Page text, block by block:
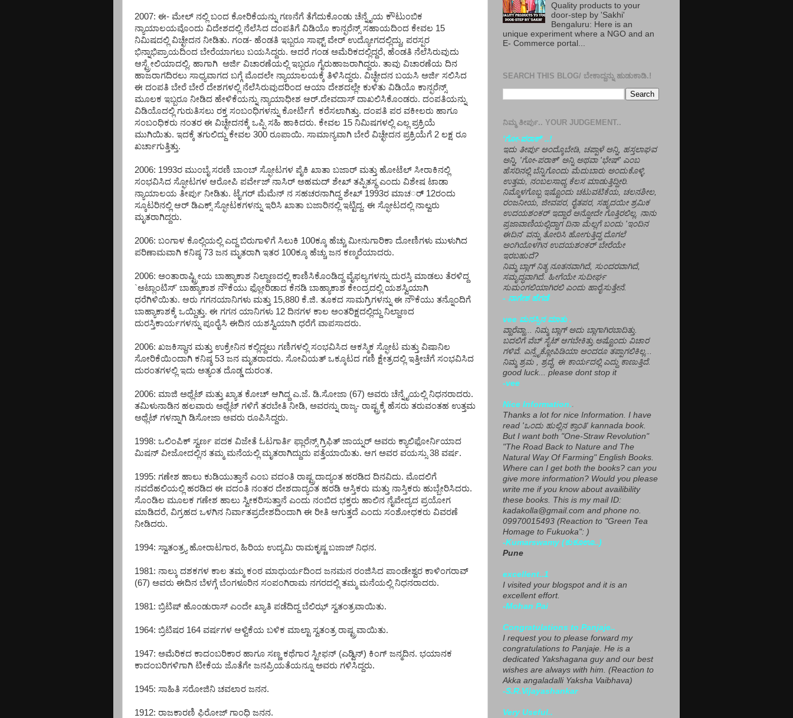
2007: ಈ- ಮೇಲ್ ನಲ್ಲಿ ಬಂದ ಕೋರಿಕೆಯನ್ನು ಗಣನೆಗೆ ತೆಗೆದುಕೊಂಡು ಚೆನ್ನೈಯ ಕೌಟುಂಬಿಕ
ನ್ಯಾಯಾಲಯವೊಂದು ವಿದೇಶದಲ್ಲಿ ನೆಲೆಸಿದ ದಂಪತಿಗೆ ವಿಡಿಯೊ ಕಾನ್ಫರೆನ್ಸ್ ಸಹಾಯದಿಂದ ಕೇವಲ 15
ನಿಮಿಷದಲ್ಲಿ ವಿಚ್ಛೇದನ ನೀಡಿತು. ಗಂಡ- ಹೆಂಡತಿ ಇಬ್ಬರೂ ಸಾಫ್ಟ್ ವೇರ್ ಉದ್ಯೋಗದಲ್ಲಿದ್ದು, ಪರಸ್ಪರ
ಭಿನ್ನಾಭಿಪ್ರಾಯದಿಂದ ಬೇರೆಯಾಗಲು ಬಯಸಿದ್ದರು. ಆದರೆ ಗಂಡ ಅಮೆರಿಕದಲ್ಲಿದ್ದರೆ, ಹೆಂಡತಿ ನೆಲೆಸಿರುವುದು
ಆಸ್ಟ್ರೇಲಿಯಾದಲ್ಲಿ. ಹಾಗಾಗಿ ಅರ್ಜಿ ವಿಚಾರಣೆಯಲ್ಲಿ ಇಬ್ಬರೂ ಗೈರುಹಾಜರಾಗಿದ್ದರು. ತಾವು ವಿಚಾರಣೆಯ ದಿನ
ಹಾಜರಾಗದಿರಲು ಸಾಧ್ಯವಾಗದ ಬಗ್ಗೆ ಮೊದಲೇ ನ್ಯಾಯಾಲಯಕ್ಕೆ ತಿಳಿಸಿದ್ದರು. ವಿಚ್ಛೇದನ ಬಯಸಿ ಅರ್ಜಿ ಸಲಿಸಿದ
ಈ ದಂಪತಿ ಬೇರೆ ಬೇರೆ ದೇಶಗಳಲ್ಲಿ ನೆಲೆಸಿರುವುದರಿಂದ ಆಯಾ ದೇಶದಲ್ಲೇ ಕುಳಿತು ವಿಡಿಯೊ ಕಾನ್ಫರೆನ್ಸ್
ಮೂಲಕ ಇಬ್ಬರೂ ನೀಡಿದ ಹೇಳಿಕೆಯನ್ನು ನ್ಯಾಯಾಧೀಶ ಆರ್.ದೇವದಾಸ್ ದಾಖಲಿಸಿಕೊಂಡರು. ದಂಪತಿಯನ್ನು
ವಿಡಿಯೊದಲ್ಲಿ ಗುರುತಿಸಲು ರಕ್ತ ಸಂಬಂಧಿಗಳನ್ನು ಕೋರ್ಟಿಗೆ ಕರೆಸಲಾಗಿತ್ತು. ದಂಪತಿ ಪರ ವಕೀಲರು ಹಾಗೂ
ಸಂಬಂಧಿಕರು ನಂತರ ಈ ವಿಚ್ಛೇದನಕ್ಕೆ ಒಪ್ಪಿ ಸಹಿ ಹಾಕಿದರು. ಕೇವಲ 15 ನಿಮಿಷಗಳಲ್ಲಿ ಎಲ್ಲ ಪ್ರಕ್ರಿಯೆ
ಮುಗಿಯಿತು. ಇದಕ್ಕೆ ತಗುಲಿದ್ದು ಕೇವಲ 300 ರೂಪಾಯಿ. ಸಾಮಾನ್ಯವಾಗಿ ಬೇರೆ ವಿಚ್ಛೇದನ ಪ್ರಕ್ರಿಯೆಗೆ 2 ಲಕ್ಷ ರೂ
ಖರ್ಚಾಗುತ್ತಿತ್ತು.
2006: 1993ರ ಮುಂಬೈ ಸರಣಿ ಬಾಂಬ್ ಸ್ಫೋಟಗಳ ಪೈಕಿ ಖಾತಾ ಬಜಾರ್ ಮತ್ತು ಹೋಟೆಲ್ ಸೀರಾಕಿನಲ್ಲಿ
ಸಂಭವಿಸಿದ ಸ್ಫೋಟಗಳ ಆರೋಪಿ ಪರ್ವೇಜ್ ನಾಸಿರ್ ಅಹಮದ್ ಶೇಖ್ ತಪ್ಪಿತಸ್ಥ ಎಂದು ವಿಶೇಷ ಟಾಡಾ
ನ್ಯಾಯಾಲಯ ತೀರ್ಪು ನೀಡಿತು. ಟೈಗರ್ ಮೆಮೆನ್ ನ ಸಹಚರನಾಗಿದ್ದ ಶೇಖ್ 1993ರ ಮಾಚರ್್ 12ರಂದು
ಸ್ಕೂಟರಿನಲ್ಲಿ ಆರ್ ಡಿಎಕ್ಸ್ ಸ್ಫೋಟಕಗಳನ್ನು ಇರಿಸಿ ಖಾತಾ ಬಜಾರಿನಲ್ಲಿ ಇಟ್ಟಿದ್ದ. ಈ ಸ್ಫೋಟದಲ್ಲಿ ನಾಲ್ವರು
ಮೃತರಾಗಿದ್ದರು.
2006: ಬಂಗಾಳ ಕೊಲ್ಲಿಯಲ್ಲಿ ಎದ್ದ ಬಿರುಗಾಳಿಗೆ ಸಿಲುಕಿ 100ಕ್ಕೂ ಹೆಚ್ಚು ಮೀನುಗಾರಿಕಾ ದೋಣಿಗಳು ಮುಳುಗಿದ
ಪರಿಣಾಮವಾಗಿ ಕನಿಷ್ಠ 73 ಜನ ಮೃತರಾಗಿ ಇತರ 100ಕ್ಕೂ ಹೆಚ್ಚು ಜನ ಕಣ್ಮರೆಯಾದರು.
2006: ಅಂತಾರಾಷ್ಟ್ರೀಯ ಬಾಹ್ಯಾಕಾಶ ನಿಲ್ದಾಣದಲ್ಲಿ ಕಾಣಿಸಿಕೊಂಡಿದ್ದ ವೈಫಲ್ಯಗಳನ್ನು ದುರಸ್ತಿ ಮಾಡಲು ತೆರಳಿದ್ದ
`ಅಟ್ಲಾಂಟಿಸ್' ಬಾಹ್ಯಾಕಾಶ ನೌಕೆಯು ಫ್ಲೋರಿಡಾದ ಕೆನಡಿ ಬಾಹ್ಯಾಕಾಶ ಕೇಂದ್ರದಲ್ಲಿ ಯಶಸ್ವಿಯಾಗಿ
ಧರೆಗಿಳಿಯಿತು. ಆರು ಗಗನಯಾನಿಗಳು ಮತ್ತು 15,880 ಕೆ.ಜಿ. ತೂಕದ ಸಾಮಗ್ರಿಗಳನ್ನು ಈ ನೌಕೆಯು ತನ್ನೊಂದಿಗೆ
ಬಾಹ್ಯಾಕಾಶಕ್ಕೆ ಒಯ್ದಿತ್ತು. ಈ ಗಗನ ಯಾನಿಗಳು 12 ದಿನಗಳ ಕಾಲ ಅಂತರಿಕ್ಷದಲ್ಲಿದ್ದು ನಿಲ್ದಾಣದ
ದುರಸ್ತಿಕಾರ್ಯಗಳನ್ನು ಪೂರೈಸಿ ಈದಿನ ಯಶಸ್ವಿಯಾಗಿ ಧರೆಗೆ ವಾಪಸಾದರು.
2006: ಖಜಕಿಸ್ಥಾನ ಮತ್ತು ಉಕ್ರೇನಿನ ಕಲ್ಲಿದ್ದಲು ಗಣಿಗಳಲ್ಲಿ ಸಂಭವಿಸಿದ ಆಕಸ್ಮಿಕ ಸ್ಫೋಟ ಮತ್ತು ವಿಷಾನಿಲ
ಸೋರಿಕೆಯಿಂದಾಗಿ ಕನಿಷ್ಠ 53 ಜನ ಮೃತರಾದರು. ಸೋವಿಯತ್ ಒಕ್ಕೂಟದ ಗಣಿ ಕ್ಷೇತ್ರದಲ್ಲಿ ಇತ್ತೀಚೆಗೆ ಸಂಭವಿಸಿದ
ದುರಂತಗಳಲ್ಲಿ ಇದು ಅತ್ಯಂತ ದೊಡ್ಡ ದುರಂತ.
2006: ಮಾಜಿ ಅಥ್ಲೆಟ್ ಮತ್ತು ಖ್ಯಾತ ಕೋಚ್ ಆಗಿದ್ದ ಎ.ಜೆ. ಡಿ.ಸೋಜಾ (67) ಅವರು ಚೆನ್ನೈಯಲ್ಲಿ ನಿಧನರಾದರು.
ತಮಿಳುನಾಡಿನ ಹಲವಾರು ಅಥ್ಲೆಟ್ ಗಳಿಗೆ ತರಬೇತಿ ನೀಡಿ, ಅವರನ್ನು ರಾಜ್ಯ- ರಾಷ್ಟ್ರಕ್ಕೆ ಹೆಸರು ತರುವಂತಹ ಉತ್ತಮ
ಅಥ್ಲೆಟ್ ಗಳನ್ನಾಗಿ ಡಿಸೋಜಾ ಅವರು ರೂಪಿಸಿದ್ದರು.
1998: ಒಲಿಂಪಿಕ್ ಸ್ವರ್ಣ ಪದಕ ವಿಜೇತೆ ಓಟಗಾರ್ತಿ ಫ್ಲಾರೆನ್ಸ್ ಗ್ರಿಫಿತ್ ಜಾಯ್ನರ್ ಅವರು ಕ್ಯಾಲಿಫೋರ್ನಿಯಾದ
ಮಿಷನ್ ವೀಜೋದಲ್ಲಿನ ತಮ್ಮ ಮನೆಯಲ್ಲಿ ಮೃತರಾಗಿದ್ದುದು ಪತ್ತೆಯಾಯಿತು. ಆಗ ಅವರ ವಯಸ್ಸು 38 ವರ್ಷ.
1995: ಗಣೇಶ ಹಾಲು ಕುಡಿಯುತ್ತಾನೆ ಎಂಬ ವದಂತಿ ರಾಷ್ಟ್ರದಾದ್ಯಂತ ಹರಡಿದ ದಿನವಿದು. ಮೊದಲಿಗೆ
ನವದೆಹಲಿಯಲ್ಲಿ ಹರಡಿದ ಈ ವದಂತಿ ನಂತರ ದೇಶದಾದ್ಯಂತ ಹರಡಿ ಆಸ್ತಿಕರು ಮತ್ತು ನಾಸ್ತಿಕರು ಹುಬ್ಬೇರಿಸಿದರು.
ಸೊಂಡಿಲ ಮೂಲಕ ಗಣೇಶ ಹಾಲು ಸ್ವೀಕರಿಸುತ್ತಾನೆ ಎಂದು ನಂಬಿದ ಭಕ್ತರು ಹಾಲಿನ ನೈವೇದ್ಯದ ಪ್ರಯೋಗ
ಮಾಡಿದರೆ, ವಿಗ್ರಹದ ಒಳಗಿನ ನಿರ್ವಾತಪ್ರದೇಶದಿಂದಾಗಿ ಈ ರೀತಿ ಆಗುತ್ತದೆ ಎಂದು ಸಂಶೋಧಕರು ವಿವರಣೆ
ನೀಡಿದರು.
1994: ಸ್ವಾತಂತ್ರ್ಯ ಹೋರಾಟಗಾರ, ಹಿರಿಯ ಉದ್ಯಮಿ ರಾಮಕೃಷ್ಣ ಬಜಾಜ್ ನಿಧನ.
1981: ನಾಲ್ಕು ದಶಕಗಳ ಕಾಲ ತಮ್ಮ ಕಂಠ ಮಾಧುರ್ಯದಿಂದ ಜನಮನ ರಂಜಿಸಿದ ಪಾಂಡೇಶ್ವರ ಕಾಳಿಂಗರಾವ್
(67) ಅವರು ಈದಿನ ಬೆಳಗ್ಗೆ ಬೆಂಗಳೂರಿನ ಸಂಪಂಗಿರಾಮ ನಗರದಲ್ಲಿ ತಮ್ಮ ಮನೆಯಲ್ಲಿ ನಿಧನರಾದರು.
1981: ಬ್ರಿಟಿಷ್ ಹೊಂಡುರಾಸ್ ಎಂದೇ ಖ್ಯಾತಿ ಪಡೆದಿದ್ದ ಬೆಲಿಝ್ ಸ್ವತಂತ್ರವಾಯಿತು.
1964: ಬ್ರಿಟಿಷರ 164 ವರ್ಷಗಳ ಆಳ್ವಿಕೆಯ ಬಳಿಕ ಮಾಲ್ಟಾ ಸ್ವತಂತ್ರ ರಾಷ್ಟ್ರವಾಯಿತು.
1947: ಅಮೆರಿಕದ ಕಾದಂಬರಿಕಾರ ಹಾಗೂ ಸಣ್ಣ ಕಥೆಗಾರ ಸ್ಟೀಫನ್ (ಎಡ್ವಿನ್) ಕಿಂಗ್ ಜನ್ಮದಿನ. ಭಯಾನಕ
ಕಾದಂಬರಿಗಳಿಗಾಗಿ ಟೀಕೆಯ ಜೊತೆಗೇ ಜನಪ್ರಿಯತೆಯನ್ನೂ ಅವರು ಗಳಿಸಿದ್ದರು.
1945: ಸಾಹಿತಿ ಸರೋಜಿನಿ ಚವಲಾರ ಜನನ.
1912: ರಾಜಕಾರಣಿ ಫಿರೋಜ್ ಗಾಂಧಿ ಜನನ.
Quality products to your
door-step by 'Sakhi'
Bengaluru: Here is an
unique experiment where a NGO and an
E- Commerce portal...
SEARCH THIS BLOG/ ಬೇಕಾದ್ದನ್ನು ಹುಡುಕಾಡಿ.!
ನಿಮ್ಮ ತೀರ್ಪು.. YOUR JUDGEMENT..
'ಗೋ-ಪರಾಕ್' ..!
ಇದು ತೀರ್ಪು ಅಂದ್ಕೊಬೇಡಿ, ಚಪ್ಪಾಳೆ ಅನ್ನಿ, ಹಸ್ತಲಾಘವ
ಅನ್ನಿ, 'ಗೋ-ಪರಾಕ್' ಅನ್ನಿ ಅಥವಾ 'ಭೇಷ್' ಎಂಬ
ಹೆಸರಿನಲ್ಲಿ ಬೆನ್ನಿಗೊಂದು ಮೆದುಬಾರು ಅಂದುಕೊಳ್ಳಿ.
ಉತ್ತಮ, ನಂಬಲಸಾಧ್ಯ ಕೆಲಸ ಮಾಡುತ್ತಿದ್ದೀರಿ.
ನಿಮ್ಮೊಳಗೊಬ್ಬ ಇಷ್ಟೊಂದು ಚಟುವಟಿಕೆಯ, ಚಲನಶೀಲ,
ರಂಜನೀಯ, ಜೀವಪರ, ರೈತಪರ, ಸಹೃದಯೀ ಶ್ರಮಿಕ
ಉದಯಶಂಕರ್ ಇದ್ದಾರೆ ಅನ್ನೋದೇ ಗೊತ್ತಿರಲಿಲ್ಲ. ನಾನು
ಪ್ರಜಾವಾಣಿಯಲ್ಲಿದ್ದಾಗ ದಿನಾ ಮೆಲ್ಲಗೆ ಬಂದು 'ಇಂದಿನ
ಈದಿನ' ವನ್ನು ತೋರಿಸಿ ಹೋಗುತ್ತಿದ್ದ ದೊಗಲೆ
ಅಂಗಿಯೊಳಗಿನ ಉದಯಶಂಕರ್ ಬೇರೆಯೇ
ಇರಬಹುದೆ?
ನಿಮ್ಮ ಬ್ಲಾಗ್ ನಿತ್ಯ ನೂತನವಾಗಿದೆ, ಸುಂದರವಾಗಿದೆ,
ಸಮೃದ್ಧವಾಗಿದೆ. ಹೀಗೆಯೇ ಸುದೀರ್ಘ
ಸುಮಂಗಲಿಯಾಗಿರಲಿ ಎಂದು ಹಾರೈಸುತ್ತೇನೆ.
- ನಾಗೇಶ ಹೆಗಡೆ
vee ಮನಸ್ಸಿನ ಮಾತು .
ವ್ಹಾರೆವ್ಹಾ... ನಿಮ್ಮ ಬ್ಲಾಗ್ ಅದು ಬ್ಲಾಗಾಗಿರಬಾದಿತ್ತು.
ಬದಲಿಗೆ ವೆಬ್ ಸೈಟ್ ಆಗಬೇಕಿತ್ತು.ಅಷ್ಟೊಂದು ವಿಚಾರ
ಗಳಿವೆ. ಎನ್ಸೈಕ್ಲೋಪಿಡಿಯಾ ಅಂದರೂ ತಪ್ಪಾಗಲಿಕಿಲ್ಲ...
ನಿಮ್ಮ ಶ್ರಮ , ಶ್ರದ್ಧೆ, ಈ ಕಾರ್ಯದಲ್ಲಿ ಎದ್ದು ಕಾಣುತ್ತಿದೆ.
good luck... please dont stop it
-vee
Nice Information..
Thanks a lot for nice Information. I have
read 'ಒಂದು ಹುಲ್ಲಿನ ಕ್ರಾಂತಿ' kannada book.
But I want both "One-Straw Revolution"
"The Road Back to Nature and The
Natural Way Of Farming" English Books.
Where can I get both the books? can you
give more information? Would you please
write me if you know about availibility
these books. This is my mail ID:
kadakolla@gmail.com and phone no.
09970015493 (Reaction to "Green Tea
Homage to Fukuoka": )
-Kumarswamy (ಕುಕೂಊ..)
Pune
excellent..1
I visited your blogspot and it is an
excellent effort.
-Mohan Pai
Congratulations to Panjaje..
I request you to please forward my
congratulations to Panjaje. He is a
dedicated Yakshagana guy and our best
wishes are always with him. (Reaction to
Akka angaladalli Yaksha Vaibhava)
-S.R.Vijayashankar
Very Useful..